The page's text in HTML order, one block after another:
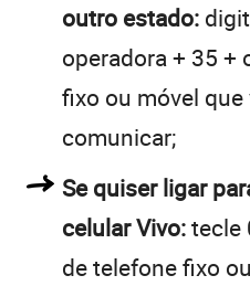
outro estado:
operadora + 35 +
fixo ou móvel
comunicar;
Se quiser ligar
celular Vivo:tecle
de telefone fixo